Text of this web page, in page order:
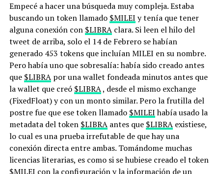
Empecé a hacer una búsqueda muy compleja. Estaba
buscando un token llamado $MILEI y tenía que tener
alguna conexión con $LIBRAclara. Si leen el hilo del
tweet de arriba, solo el 14 de Febrero se habían
generado 453 tokens que incluían MILEI en su nombre.
Pero había uno que sobresalía: había sido creado antes
que $LIBRApor una wallet fondeada minutos antes que
la wallet que creó $LIBRA, desde el mismo exchange
(FixedFloat) y con un monto similar. Pero la frutilla del
postre fue que ese token llamado $MILEIhabía usado la
metadata del token $LIBRAantes que $LIBRAexistiese,
lo cual es una prueba irrefutable de que hay una
conexión directa entre ambas. Tomándome muchas
licencias literarias, es como si se hubiese creado el token
$MILEI con la configuración y la información de un